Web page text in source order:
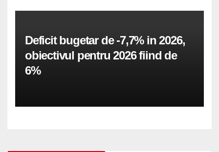
Deficit bugetar de -7,7% in 2026,
obiectivul pentru 2026 fiind de
6%